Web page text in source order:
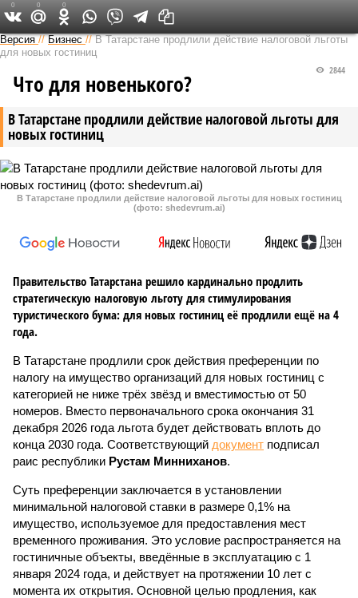
Версия в Татарстане
Версия //Бизнес //В Татарстане продлили действие налоговой льготы
для новых гостиниц
В Татарстане продлили действие налоговой льготы для
новых гостиниц
2844
Что для новенького?
В Татарстане продлили действие налоговой льготы для новых гостиниц
(фото: shedevrum.ai)
Правительство Татарстана решило кардинально продлить
стратегическую налоговую льготу для стимулирования
туристического бума: для новых гостиниц её продлили ещё на 4
года.
В Татарстане продлили срок действия преференции по
налогу на имущество организаций для новых гостиниц с
категорией не ниже трёх звёзд и вместимостью от 50
номеров. Вместо первоначального срока окончания 31
декабря 2026 года льгота будет действовать вплоть до
конца 2030 года. Соответствующий документ подписал
раис республики Рустам Минниханов.
Суть преференции заключается в установлении
минимальной налоговой ставки в размере 0,1% на
имущество, используемое для предоставления мест
временного проживания. Это условие распространяется на
гостиничные объекты, введённые в эксплуатацию с 1
января 2024 года, и действует на протяжении 10 лет с
момента их открытия. Основной целью продления, как
0 0 0